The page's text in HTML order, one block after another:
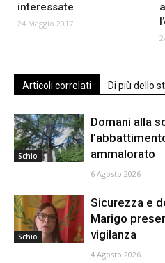
interessate
24 Maggio 2017
Articoli correlati Di più dello
Schio
Domani alla
ammalorato
6 Agosto 2026
Schio
Sicurezza e
Marigo
vigilanza
4 Agosto 2026